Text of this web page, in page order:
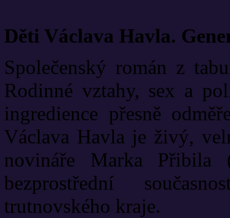
Děti Václava Havla.
Společenský román z
Rodinné vztahy, sex a
ingredience přesně
Václava Havla je živý,
novináře Marka Přibila
bezprostřední
trutnovského kraje.